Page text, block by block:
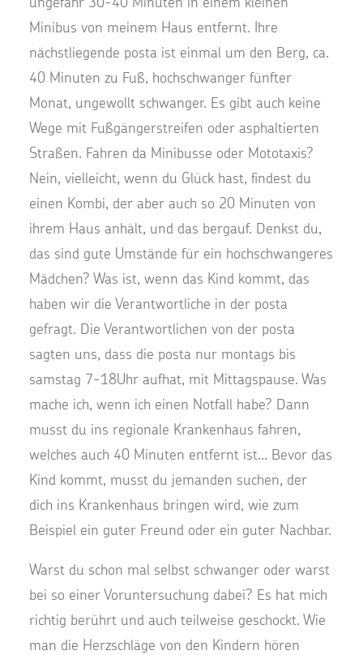
Minibus von meinem Haus entfernt. Ihre
nächstliegende posta ist einmal um den Berg, ca.
40 Minuten zu Fuß, hochschwanger fünfter
Monat, ungewollt schwanger. Es gibt auch keine
Wege mit Fußgängerstreifen oder asphaltierten
Straßen. Fahren da Minibusse oder Mototaxis?
Nein, vielleicht, wenn du Glück hast, findest du
einen Kombi, der aber auch so 20 Minuten von
ihrem Haus anhält, und das bergauf. Denkst du,
das sind gute Umstände für ein hochschwangeres
Mädchen? Was ist, wenn das Kind kommt, das
haben wir die Verantwortliche in der posta
gefragt. Die Verantwortlichen von der posta
sagten uns, dass die posta nur montags bis
samstag 7-18Uhr aufhat, mit Mittagspause. Was
mache ich, wenn ich einen Notfall habe? Dann
musst du ins regionale Krankenhaus fahren,
welches auch 40 Minuten entfernt ist… Bevor das
Kind kommt, musst du jemanden suchen, der
dich ins Krankenhaus bringen wird, wie zum
Beispiel ein guter Freund oder ein guter Nachbar.
Warst du schon mal selbst schwanger oder warst
bei so einer Voruntersuchung dabei? Es hat mich
richtig berührt und auch teilweise geschockt. Wie
man die Herzschläge von den Kindern hören